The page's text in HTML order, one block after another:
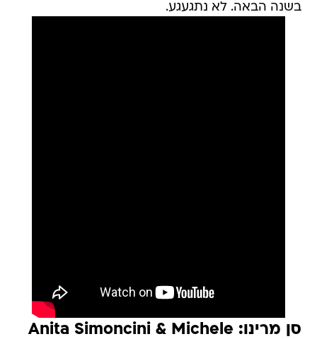
בשנה הבאה. לא נתגעגע.
סן מרינו: Anita Simoncini & Michele